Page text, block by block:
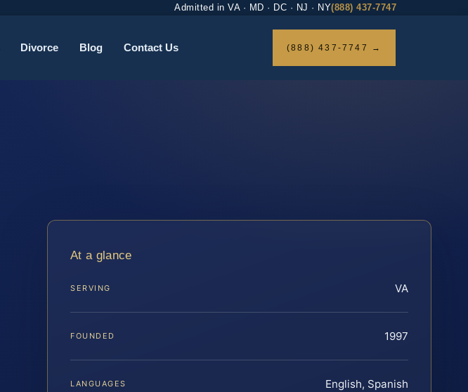
Admitted in VA · MD · DC · NJ · NY(888) 437-7747
Divorce Blog Contact Us (888) 437-7747 →
At a glance
SERVING VA
FOUNDED 1997
LANGUAGES English, Spanish